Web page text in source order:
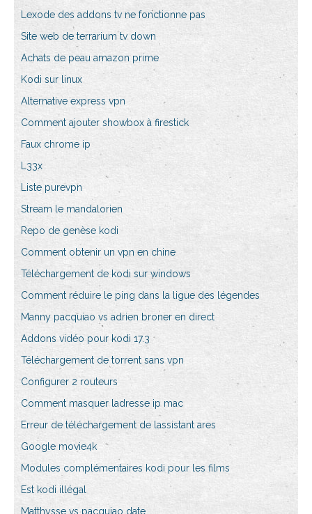
Lexode des addons tv ne fonctionne pas
Site web de terrarium tv down
Achats de peau amazon prime
Kodi sur linux
Alternative express vpn
Comment ajouter showbox à firestick
Faux chrome ip
L33x
Liste purevpn
Stream le mandalorien
Repo de genèse kodi
Comment obtenir un vpn en chine
Téléchargement de kodi sur windows
Comment réduire le ping dans la ligue des légendes
Manny pacquiao vs adrien broner en direct
Addons vidéo pour kodi 17.3
Téléchargement de torrent sans vpn
Configurer 2 routeurs
Comment masquer ladresse ip mac
Erreur de téléchargement de lassistant ares
Google movie4k
Modules complémentaires kodi pour les films
Est kodi illégal
Matthysse vs pacquiao date